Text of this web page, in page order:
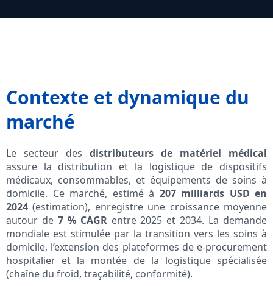
Contexte et dynamique du
marché
Le secteur des distributeurs de matériel médical
assure la distribution et la logistique de dispositifs
médicaux, consommables, et équipements de soins à
domicile. Ce marché, estimé à 207 milliards USD en
2024 (estimation), enregistre une croissance moyenne
autour de 7 % CAGRentre 2025 et 2034. La demande
mondiale est stimulée par la transition vers les soins à
domicile, l’extension des plateformes de e-procurement
hospitalier et la montée de la logistique spécialisée
(chaîne du froid, traçabilité, conformité).